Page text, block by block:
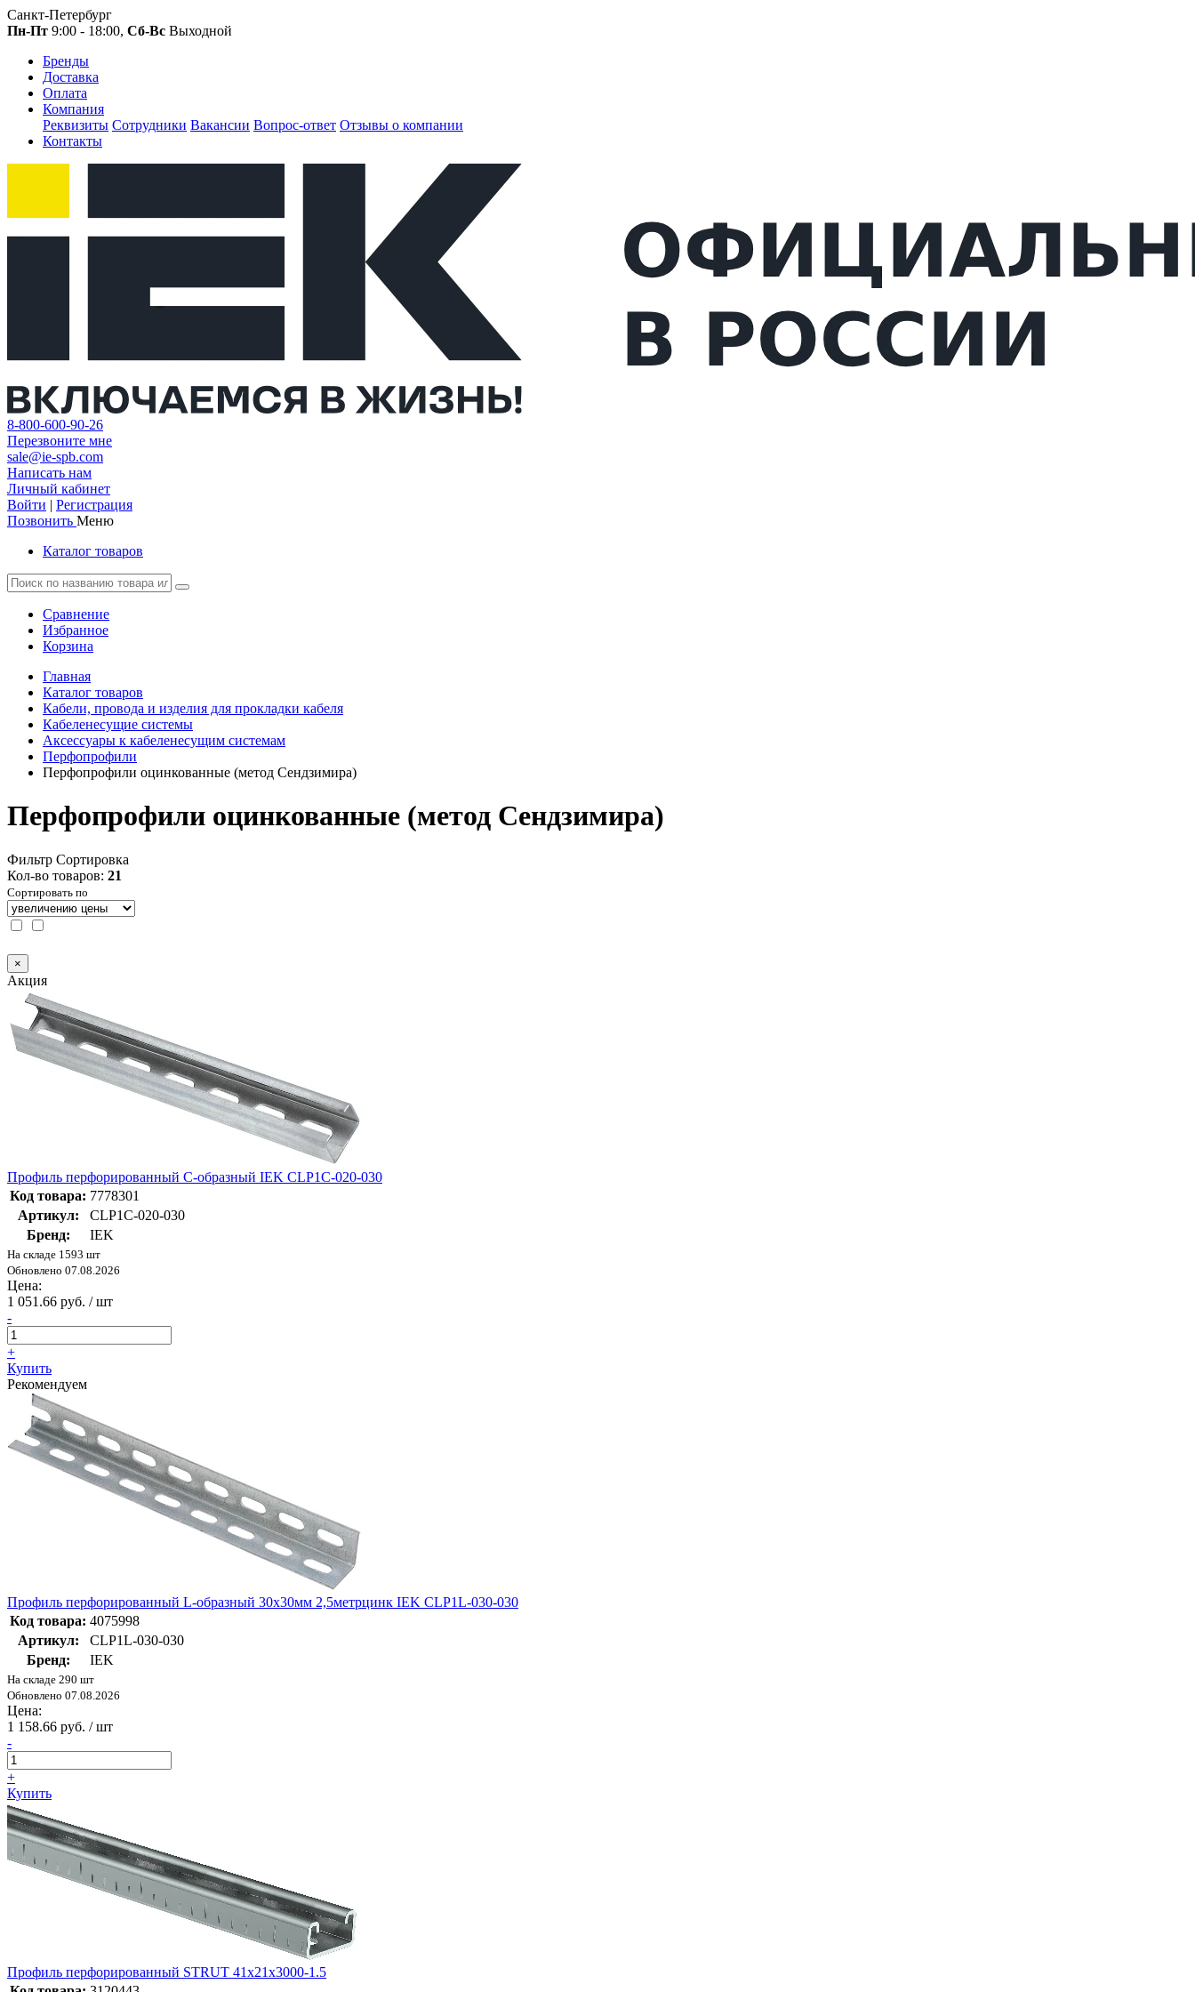
Санкт-Петербург
Пн-Пт 9:00 - 18:00, Сб-Вс Выходной
Бренды
Доставка
Оплата
Компания
Реквизиты Сотрудники Вакансии Вопрос-ответ Отзывы о компании
Контакты
8-800-600-90-26
Перезвоните мне
sale@ie-spb.com
Написать нам
Личный кабинет
Войти | Регистрация
Позвонить Меню
Каталог товаров
Сравнение
Избранное
Корзина
Главная
Каталог товаров
Кабели, провода и изделия для прокладки кабеля
Кабеленесущие системы
Аксессуары к кабеленесущим системам
Перфопрофили
Перфопрофили оцинкованные (метод Сендзимира)
Перфопрофили оцинкованные (метод Сендзимира)
Фильтр Сортировка
Кол-во товаров: 21
Сортировать по
×
Акция
Профиль перфорированный C-образный IEK CLP1C-020-030
Код товара: 7778301
Артикул:
CLP1C-020-030
Бренд:
IEK
На складе 1593 шт
Обновлено 07.08.2026
Цена:
1 051.66 руб. / шт
-
+
Купить
Рекомендуем
Профиль перфорированный L-образный 30х30мм 2,5метрцинк IEK CLP1L-030-030
Код товара: 4075998
Артикул:
CLP1L-030-030
Бренд:
IEK
На складе 290 шт
Обновлено 07.08.2026
Цена:
1 158.66 руб. / шт
-
+
Купить
Профиль перфорированный STRUT 41х21х3000-1.5